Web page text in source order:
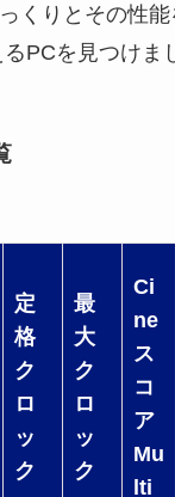
くりとその性能
PCを見つけま
定
格
ク
ロ
ッ
ク
最
大
ク
ロ
ッ
ク
Ci
ne
ス
コ
ア
Mu
lti